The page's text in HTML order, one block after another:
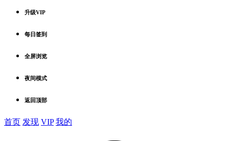
升级VIP
每日签到
全屏浏览
夜间模式
返回顶部
首页 发现 VIP 我的